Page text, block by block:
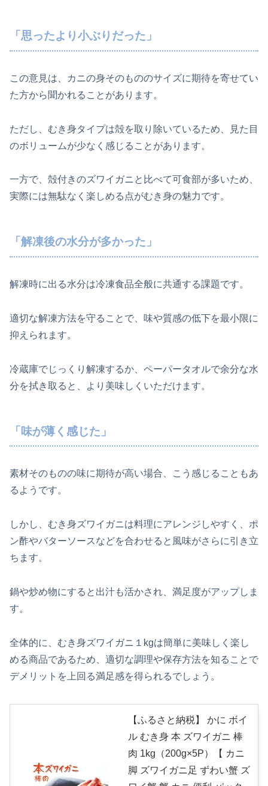
「思ったより小ぶりだった」
この意見は、カニの身そのもののサイズに期待を寄せてい
た方から聞かれることがあります。
ただし、むき身タイプは殻を取り除いているため、見た目
のボリュームが少なく感じることがあります。
一方で、殻付きのズワイガニと比べて可食部が多いため、
実際には無駄なく楽しめる点がむき身の魅力です。
「解凍後の水分が多かった」
解凍時に出る水分は冷凍食品全般に共通する課題です。
適切な解凍方法を守ることで、味や質感の低下を最小限に
抑えられます。
冷蔵庫でじっくり解凍するか、ペーパータオルで余分な水
分を拭き取ると、より美味しくいただけます。
「味が薄く感じた」
素材そのものの味に期待が高い場合、こう感じることもあ
るようです。
しかし、むき身ズワイガニは料理にアレンジしやすく、ポ
ン酢やバターソースなどを合わせると風味がさらに引き立
ちます。
鍋や炒め物にすると出汁も活かされ、満足度がアップしま
す。
全体的に、むき身ズワイガニ１kgは簡単に美味しく楽し
める商品であるため、適切な調理や保存方法を知ることで
デメリットを上回る満足感を得られるでしょう。
【ふるさと納税】 かに ボイ
ル むき身 本 ズワイガニ 棒
肉 1kg（200g×5P）【 カニ
脚 ズワイガニ足 ずわい蟹 ズ